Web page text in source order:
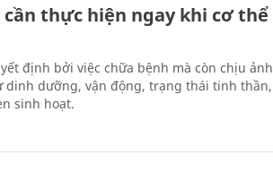
cần thực hiện ngay khi cơ thể
định bởi việc chữa bệnh mà còn chịu ảnh
dinh dưỡng, vận động, trạng thái tinh thần,
sinh hoạt.